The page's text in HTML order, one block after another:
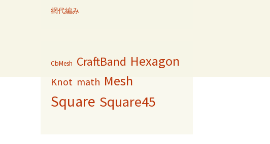
網代編み
CbMesh CraftBand Hexagon
Knot math Mesh
Square Square45